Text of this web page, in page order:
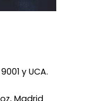
y UCA.
Madrid